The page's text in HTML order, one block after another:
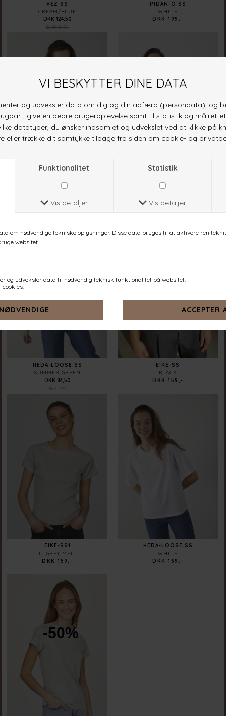
VEZ-SS
CREAM/BLUE
DKK 249,-
DKK 124,50
PIDAN-O.SS
WHITE
DKK 199,-
HEDA-LOOSE.SS
DKK 169,-
HEDA-LOOSE.SS
DKK 169,-
-50%
HEDA-LOOSE.SS
SUMMER GREEN
DKK 169,-
DKK 84,50
EIKE-SS
BLACK
DKK 159,-
EIKE-SS1
L. GREY MEL.
DKK 159,-
HEDA-LOOSE.SS
WHITE
DKK 169,-
-50%